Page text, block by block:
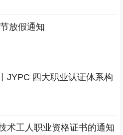
放假通知
JYPC 四大职业认证体系构
术工人职业资格证书的通知